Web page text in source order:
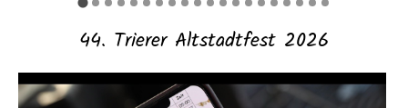
44. Trierer Altstadtfest 2026